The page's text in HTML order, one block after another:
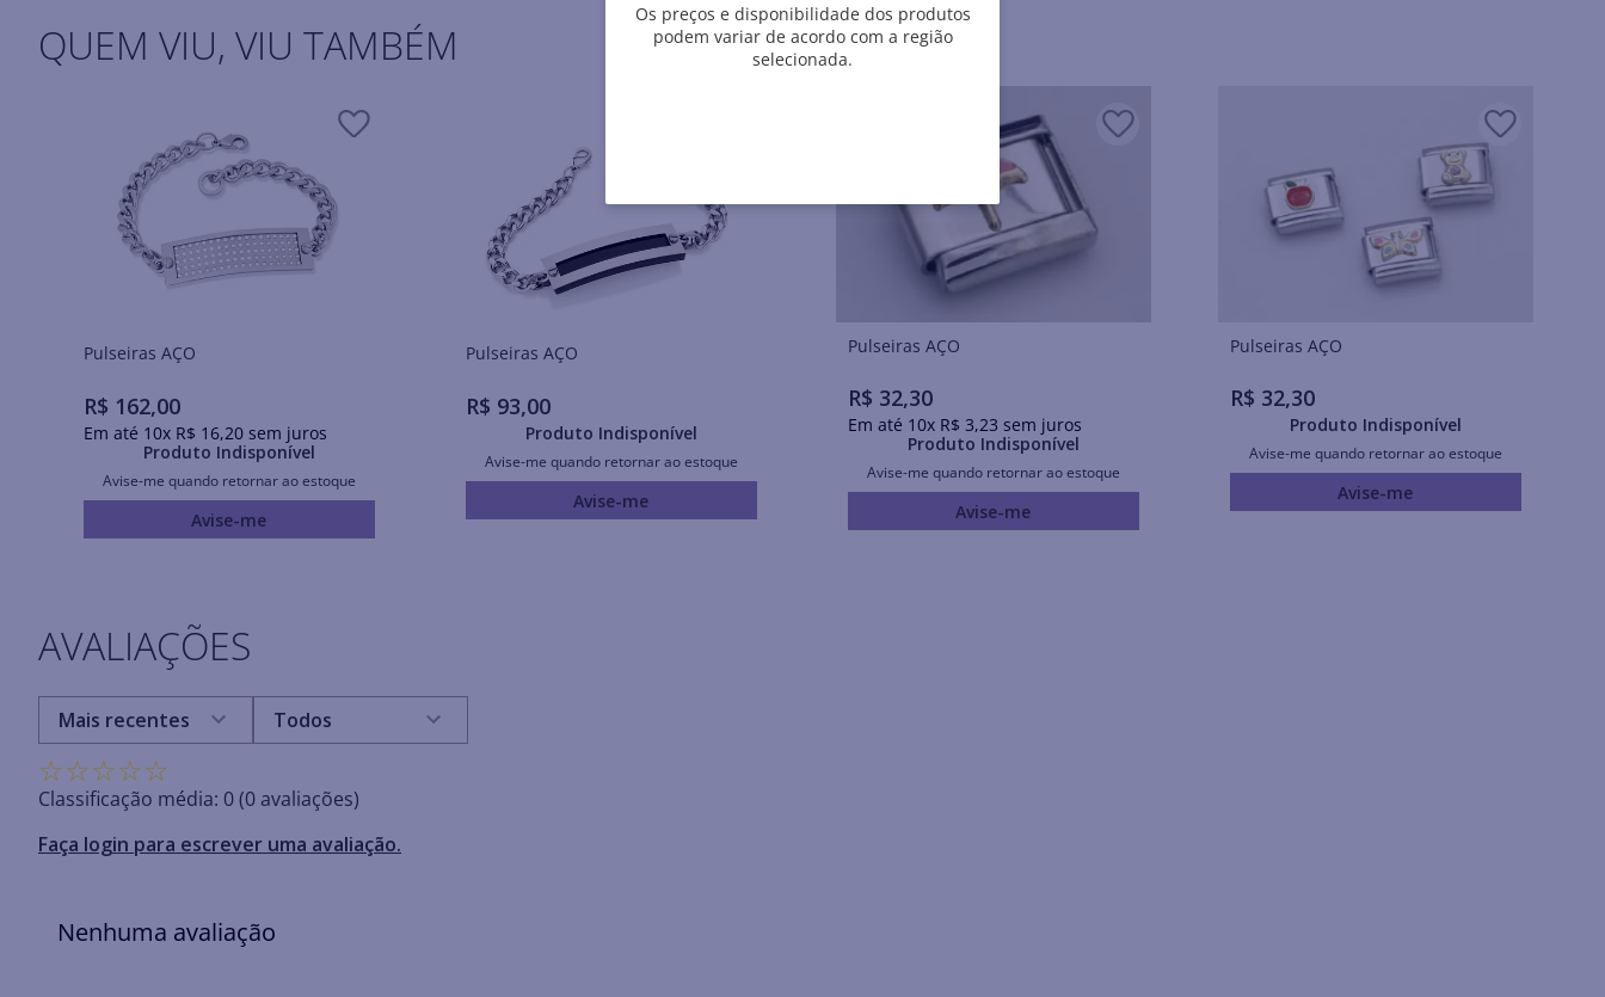
QUEM VIU, VIU TAMBÉM
Pulseiras AÇO
R$ 162,00
Em até 10x R$ 16,20sem juros
Produto Indisponível
Avise-me quando retornar ao estoque
Avise-me
Pulseiras AÇO
R$ 93,00
Produto Indisponível
Avise-me quando retornar ao estoque
Avise-me
Pulseiras AÇO
R$ 32,30
Em até 10x R$ 3,23 sem juros
Produto Indisponível
Avise-me quando retornar ao estoque
Avise-me
Pulseiras AÇO
R$ 32,30
Produto Indisponível
Avise-me quando retornar ao estoque
Avise-me
AVALIAÇÕES
☆☆☆☆☆
Classificação média: 0(0 avaliações)
Faça login para escrever uma avaliação.
Mais recentes Todos
Nenhuma avaliação
Os preços e disponibilidade dos produtos
podem variar de acordo com a região
selecionada.